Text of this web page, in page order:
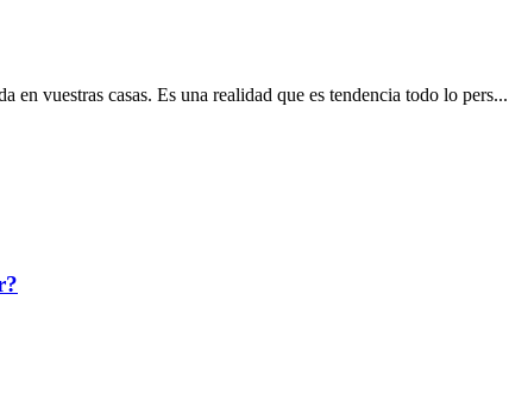
en vuestras casas. Es una realidad que es tendencia todo lo pers...